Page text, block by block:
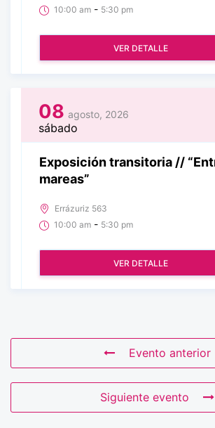
10:00 am - 5:30 pm
VER DETALLE
08 agosto, 2026
sábado
Exposición transitoria //
mareas”
Errázuriz 563
10:00 am - 5:30 pm
VER DETALLE
Evento anterior
Siguiente evento